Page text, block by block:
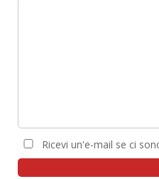
Ricevi un'e-mail se ci